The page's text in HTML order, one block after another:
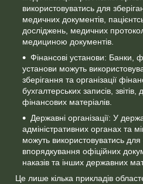
використовуватись для
медичних документів,
досліджень, медичних
медициною документів.
Фінансові установи: Банки,
установи можуть
зберігання та організації
бухгалтерських записів, звітів,
фінансових матеріалів.
Державні організації: У
адміністративних органах та
можуть використовуватись для
впорядкування офіційних
наказів та інших державних
Це лише кілька прикладів